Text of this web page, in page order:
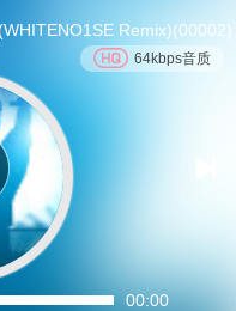
Remix)(00002)
64kbps音质
00:00